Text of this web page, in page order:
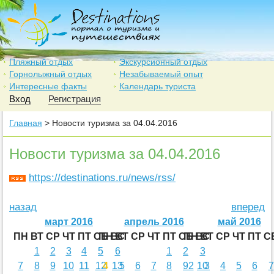
Пляжный отдых
Экскурсионный отдых
Горнолыжный отдых
Незабываемый опыт
Интересные факты
Календарь туриста
Вход Регистрация
Главная > Новости туризма за 04.04.2016
Новости туризма за 04.04.2016
https://destinations.ru/news/rss/
назад вперед
март 2016
ПН ВТ СР ЧТ ПТ СБ ВС
1
2 3 4 5
6
7
8 9 10 11 12
13
апрель 2016
ПН ВТ СР ЧТ ПТ СБ ВС
1
2
3
4
5 6 7 8 9
10
май 2016
ПН ВТ СР ЧТ ПТ
2 3 4 5 6
7